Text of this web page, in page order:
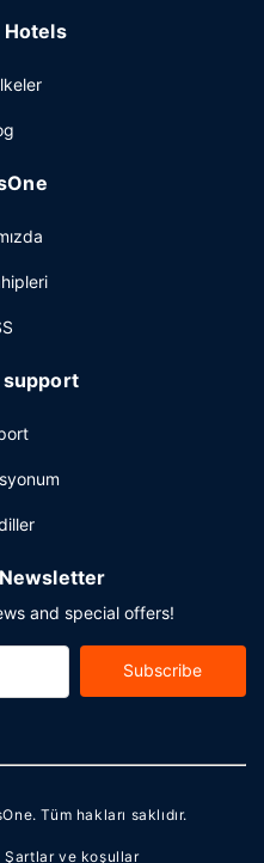
Hotels
support
and special offers!
Subscribe
. Tüm hakları saklıdır.
Şartlar ve koşullar